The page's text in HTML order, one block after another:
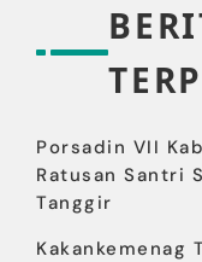
Porsadin VII
Ratusan Santri
Tanggir
Kakankemenag